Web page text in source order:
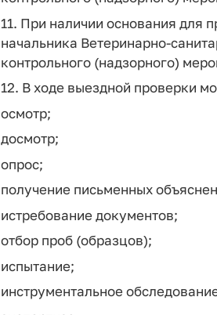
11. При наличии основания для
начальника Ветеринарно-
контрольного (надзорного)
12. В ходе выездной проверки
осмотр;
досмотр;
опрос;
получение письменных
истребование документов;
отбор проб (образцов);
испытание;
инструментальное